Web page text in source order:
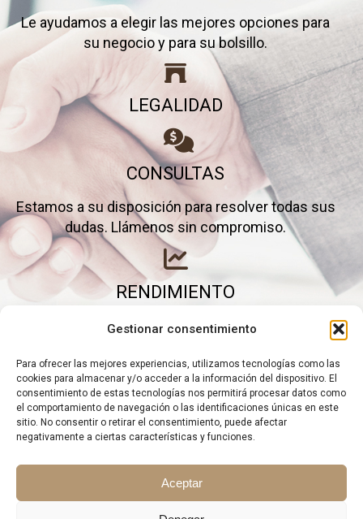
Gestionar consentimiento
Para ofrecer las mejores experiencias, utilizamos tecnologías como las
cookies para almacenar y/o acceder a la información del dispositivo. El
consentimiento de estas tecnologías nos permitirá procesar datos como
el comportamiento de navegación o las identificaciones únicas en este
sitio. No consentir o retirar el consentimiento, puede afectar
negativamente a ciertas características y funciones.
Aceptar
Le ayudamos a elegir las mejores opciones para
su negocio y para su bolsillo.
LEGALIDAD
CONSULTAS
Estamos a su disposición para resolver todas sus
dudas. Llámenos sin compromiso.
RENDIMIENTO
Elimine gastos inútiles y saque el máximo partido a